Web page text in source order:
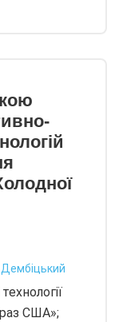
Дембіцький
США»;